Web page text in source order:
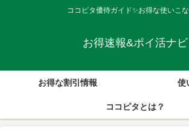
ココピタ優待ガイド✨お得な使いこ
お得速報&ポイ活ナビ
お得な割引情報 使
ココピタとは？